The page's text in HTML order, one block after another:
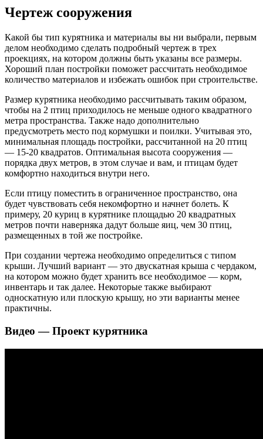
Чертеж сооружения
Какой бы тип курятника и материалы вы ни выбрали, первым
делом необходимо сделать подробный чертеж в трех
проекциях, на котором должны быть указаны все размеры.
Хороший план постройки поможет рассчитать необходимое
количество материалов и избежать ошибок при строительстве.
Размер курятника необходимо рассчитывать таким образом,
чтобы на 2 птиц приходилось не меньше одного квадратного
метра пространства. Также надо дополнительно
предусмотреть место под кормушки и поилки. Учитывая это,
минимальная площадь постройки, рассчитанной на 20 птиц
— 15-20 квадратов. Оптимальная высота сооружения —
порядка двух метров, в этом случае и вам, и птицам будет
комфортно находиться внутри него.
Если птицу поместить в ограниченное пространство, она
будет чувствовать себя некомфортно и начнет болеть. К
примеру, 20 куриц в курятнике площадью 20 квадратных
метров почти наверняка дадут больше яиц, чем 30 птиц,
размещенных в той же постройке.
При создании чертежа необходимо определиться с типом
крыши. Лучший вариант — это двускатная крыша с чердаком,
на котором можно будет хранить все необходимое — корм,
инвентарь и так далее. Некоторые также выбирают
односкатную или плоскую крышу, но эти варианты менее
практичны.
Видео — Проект курятника